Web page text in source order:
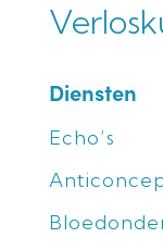
Diensten
Echo’s